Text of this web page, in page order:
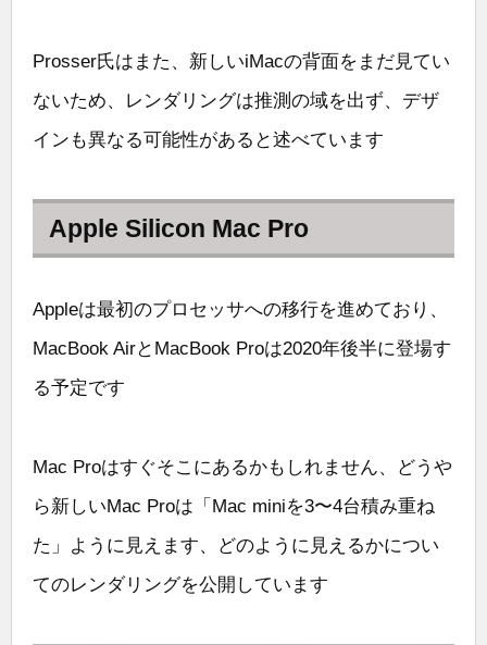
Prosser氏はまた、新しいiMacの背面をまだ見てい
ないため、レンダリングは推測の域を出ず、デザ
インも異なる可能性があると述べています
Apple Silicon Mac Pro
Appleは最初のプロセッサへの移行を進めており、
MacBook AirとMacBook Proは2020年後半に登場す
る予定です
Mac Proはすぐそこにあるかもしれません、どうや
ら新しいMac Proは「Mac miniを3〜4台積み重ね
た」ように見えます、どのように見えるかについ
てのレンダリングを公開しています